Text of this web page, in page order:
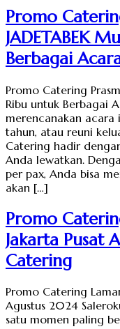
Promo
JADETABEK
Berbagai
Promo Catering
Ribu untuk Berbagai
merencanakan acara
tahun, atau reuni
Catering hadir
Anda lewatkan.
per pax, Anda bisa
akan […]
Promo
Jakarta Pusat
Catering
Promo Catering
Agustus 2024
satu momen paling